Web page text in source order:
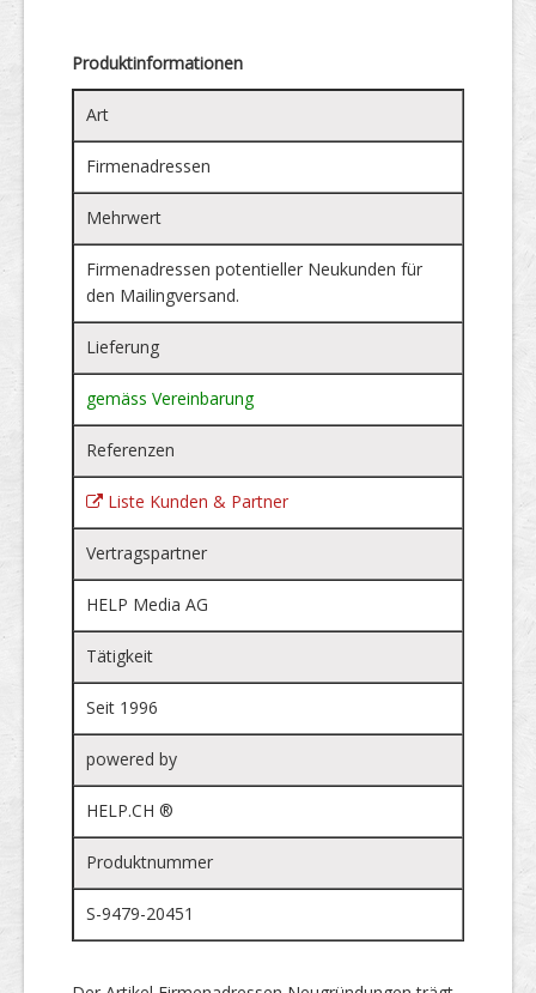
Produktinformationen
Art
Firmenadressen
Mehrwert
Firmenadressen potentieller Neukunden für
den Mailingversand.
Lieferung
gemäss Vereinbarung
Referenzen
Liste Kunden & Partner
Vertragspartner
HELP Media AG
Tätigkeit
Seit 1996
powered by
HELP.CH ®
Produktnummer
S-9479-20451